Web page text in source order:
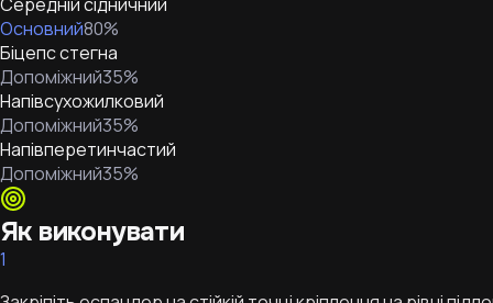
Основний80%
Біцепс стегна
Допоміжний35%
Напівсухожилковий
Допоміжний35%
Напівперетинчастий
Допоміжний35%
Як виконувати
1